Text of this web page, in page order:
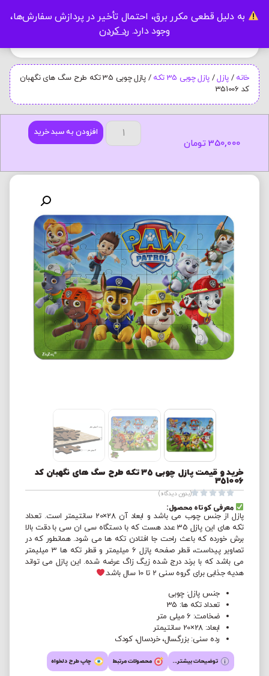
به دلیل قطعی مکرر برق، احتمال تأخیر در پردازش سفارش‌ها،
وجود دارد. رد کردن
خانه / پازل/ پازل چوبی 35 تکه
/ پازل چوبی 35 تکه طرح سگ های نگهبان
کد 351006
افزودن به سبد خرید
350,000 تومان
خرید و قیمت پازل چوبی 35 تکه طرح سگ های نگهبان کد
351006




(بدون دیدگاه)
معرفی کوتاه محصول:
پازل از جنس چوب می باشد و ابعاد آن 28×20 سانتیمتر است. تعداد
تکه های این پازل 35 عدد هست که با دستگاه سی ان سی با دقت بالا
برش خورده که باعث راحت جا افتادن تکه ها می شود. همانطور که در
تصاویر پیداست، قطر صفحه پازل 6 میلیمتر و قطر تکه ها 3 میلیمتر
می باشد که با برند درج شده زیگ زاگ عرضه شده. این پازل می تواند
هدیه جذابی برای گروه سنی 2 تا 10 سال باشد.
جنس پازل: چوبی
تعداد تکه ها: 35
ضخامت: 6 میلی متر
ابعاد: 28×20 سانتیمتر
رده سنی: بزرگسال، خردسال، کودک
توضیحات بیشتر... محصولات مرتبط چاپ طرح دلخواه